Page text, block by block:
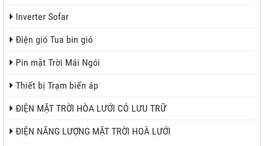
Inverter Sofar
Điện gió Tua bin gió
Pin mặt Trời Mái Ngói
Thiết bị Trạm biến áp
ĐIỆN MẶT TRỜI HÒA LƯỚI CÓ LƯU TRỮ
ĐIỆN NĂNG LƯỢNG MẶT TRỜI HOÀ LƯỚI